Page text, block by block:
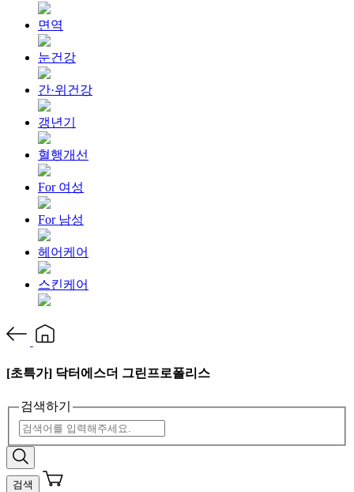
면역
눈건강
간·위건강
갱년기
혈행개선
For 여성
For 남성
헤어케어
스킨케어
[초특가] 닥터에스더 그린프로폴리스
검색하기
검색